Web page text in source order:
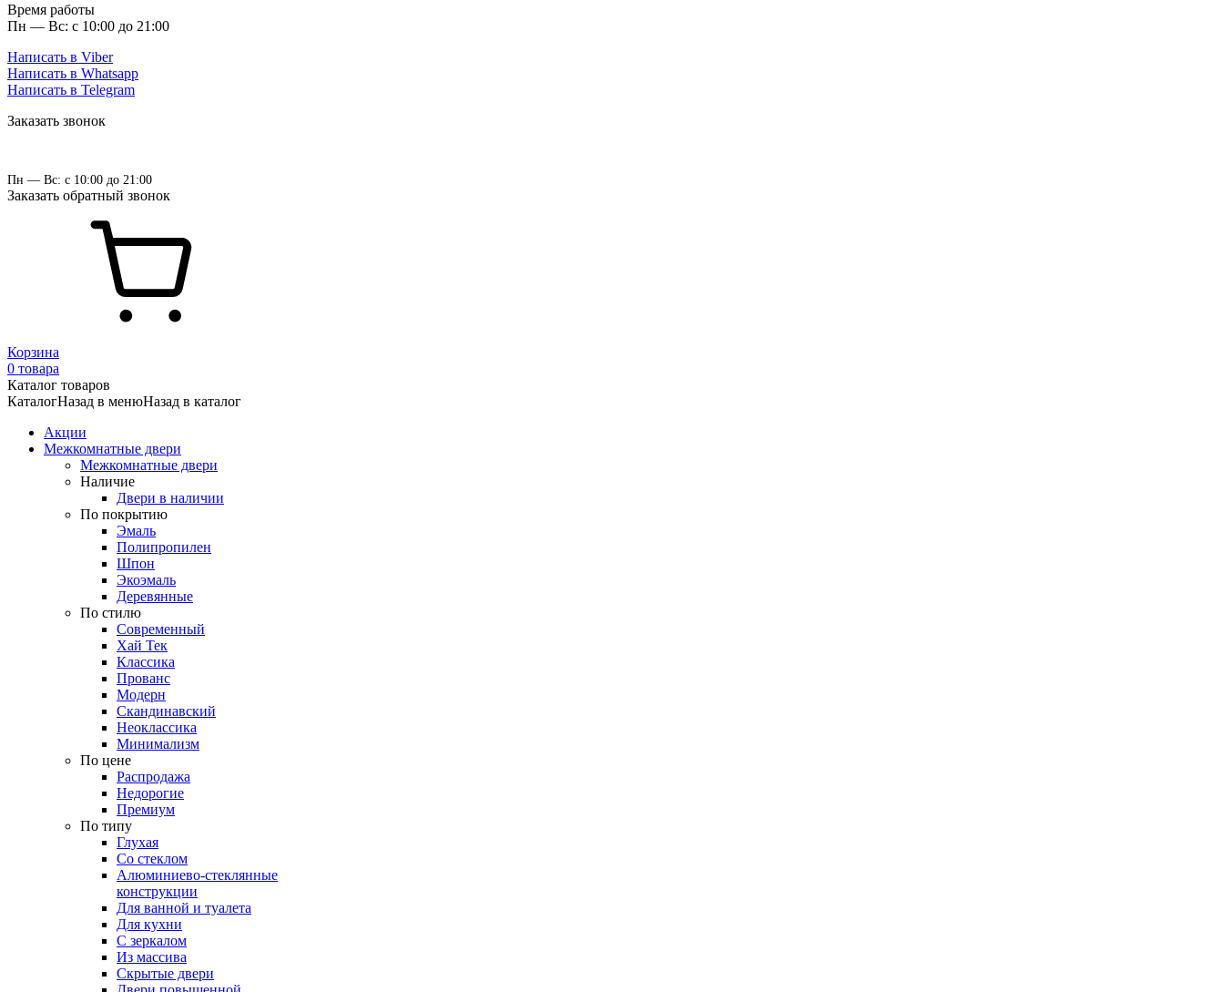
Время работы
Пн — Вс: с 10:00 до 21:00
Написать в Viber
Написать в Whatsapp
Написать в Telegram
Заказать звонок
Пн — Вс: с 10:00 до 21:00
Заказать обратный звонок
Корзина
0 товара
Каталог товаров
КаталогНазад в менюНазад в каталог
Акции
Межкомнатные двери
Межкомнатные двери
Наличие
Двери в наличии
По покрытию
Эмаль
Полипропилен
Шпон
Экоэмаль
Деревянные
По стилю
Современный
Хай Тек
Классика
Прованс
Модерн
Скандинавский
Неоклассика
Минимализм
По цене
Распродажа
Недорогие
Премиум
По типу
Глухая
Со стеклом
Алюминиево-стеклянные
конструкции
Для ванной и туалета
Для кухни
С зеркалом
Из массива
Скрытые двери